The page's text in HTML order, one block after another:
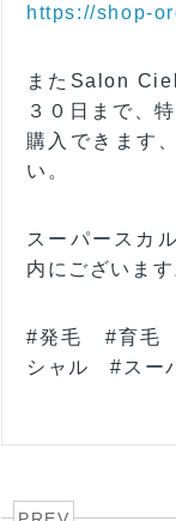
https://shop-
またSalon
３０日まで、
購入できます
い。
スーパースカ
内にございます
#発毛 #育毛
シャル #スー